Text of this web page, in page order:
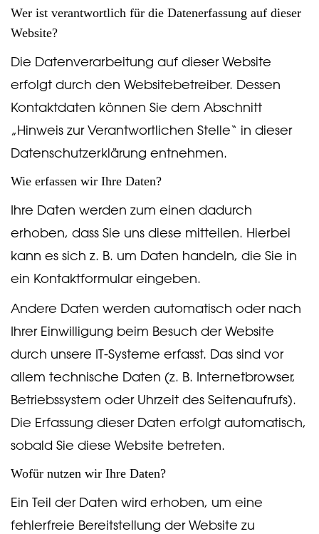
Wer ist verantwortlich für die Datenerfassung auf dieser
Website?
Die Datenverarbeitung auf dieser Website
erfolgt durch den Websitebetreiber. Dessen
Kontaktdaten können Sie dem Abschnitt
„Hinweis zur Verantwortlichen Stelle“ in dieser
Datenschutzerklärung entnehmen.
Wie erfassen wir Ihre Daten?
Ihre Daten werden zum einen dadurch
erhoben, dass Sie uns diese mitteilen. Hierbei
kann es sich z. B. um Daten handeln, die Sie in
ein Kontaktformular eingeben.
Andere Daten werden automatisch oder nach
Ihrer Einwilligung beim Besuch der Website
durch unsere IT-Systeme erfasst. Das sind vor
allem technische Daten (z. B. Internetbrowser,
Betriebssystem oder Uhrzeit des Seitenaufrufs).
Die Erfassung dieser Daten erfolgt automatisch,
sobald Sie diese Website betreten.
Wofür nutzen wir Ihre Daten?
Ein Teil der Daten wird erhoben, um eine
fehlerfreie Bereitstellung der Website zu